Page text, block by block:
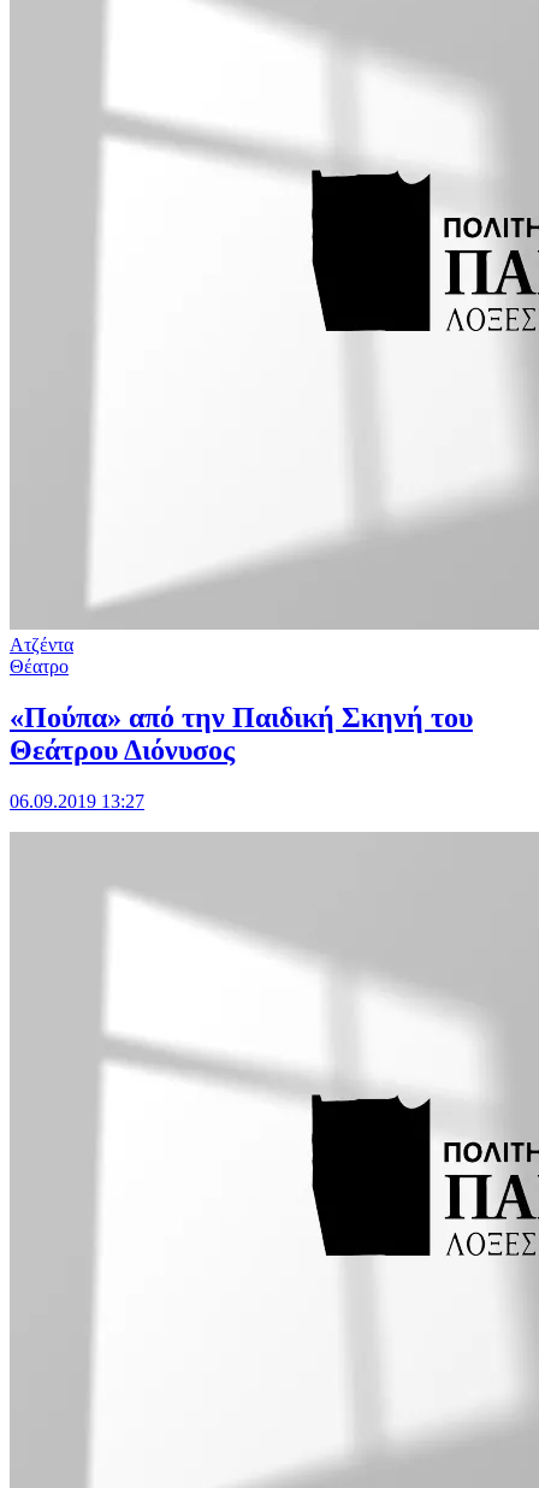
Ατζέντα
Θέατρο
«Πούπα» από την Παιδική Σκηνή του
Θεάτρου Διόνυσος
06.09.2019 13:27